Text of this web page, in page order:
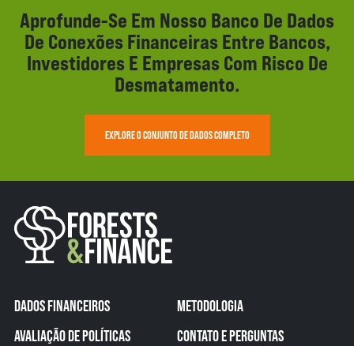
Aprofunde-Se Em Nosso Banco De Dados
De Conexões Financeiras Entre Bancos,
Investidores E Empresas Com Risco De
Desmatamento.
EXPLORE O CONJUNTO DE DADOS COMPLETO
DADOS FINANCEIROS
AVALIAÇÃO DE POLÍTICAS
METODOLOGIA
CONTATO E PERGUNTAS